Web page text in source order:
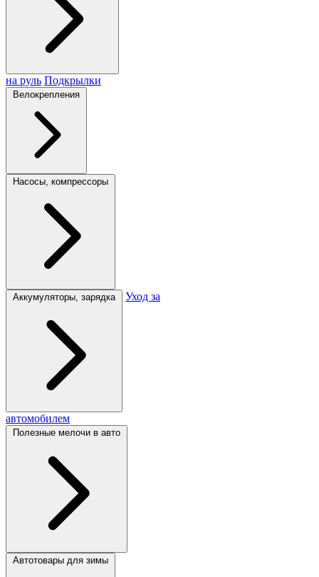
на руль Подкрылки
Велокрепления
Насосы, компрессоры
Аккумуляторы, зарядка Уход за
автомобилем
Полезные мелочи в авто
Автотовары для зимы